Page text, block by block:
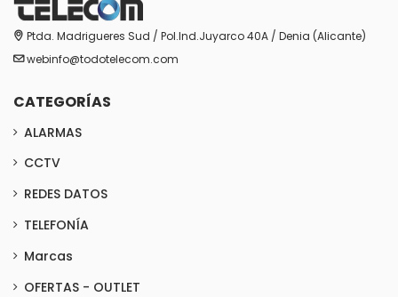
Ptda. Madrigueres Sud / Pol.Ind.Juyarco 40A / Denia (Alicante)
webinfo@todotelecom.com
CATEGORÍAS
ALARMAS
CCTV
REDES DATOS
TELEFONÍA
Marcas
OFERTAS - OUTLET